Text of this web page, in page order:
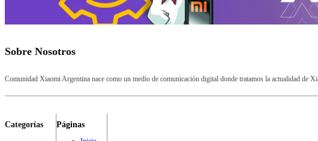
Sobre Nosotros
Comunidad Xiaomi Argentina nace como un medio de comunicación digital donde tratamos la actualidad de
Categorías Páginas